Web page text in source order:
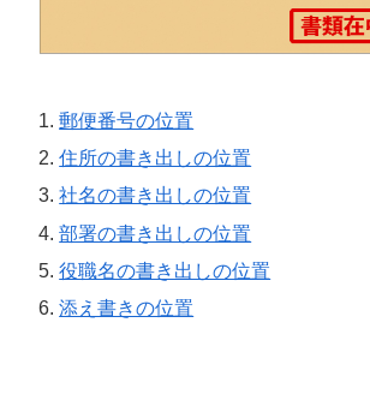
郵便番号の位置
住所の書き出しの位置
社名の書き出しの位置
部署の書き出しの位置
役職名の書き出しの位置
添え書きの位置